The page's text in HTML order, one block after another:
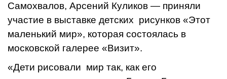
Самохвалов, Арсений Куликов — приняли
участие в выставке детских рисунков «Этот
маленький мир», которая состоялась в
московской галерее «Визит».
«Дети рисовали мир так, как его